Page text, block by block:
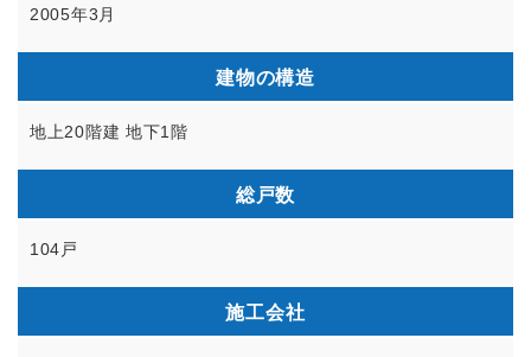
2005年3月
建物の構造
地上20階建 地下1階
総戸数
104戸
施工会社